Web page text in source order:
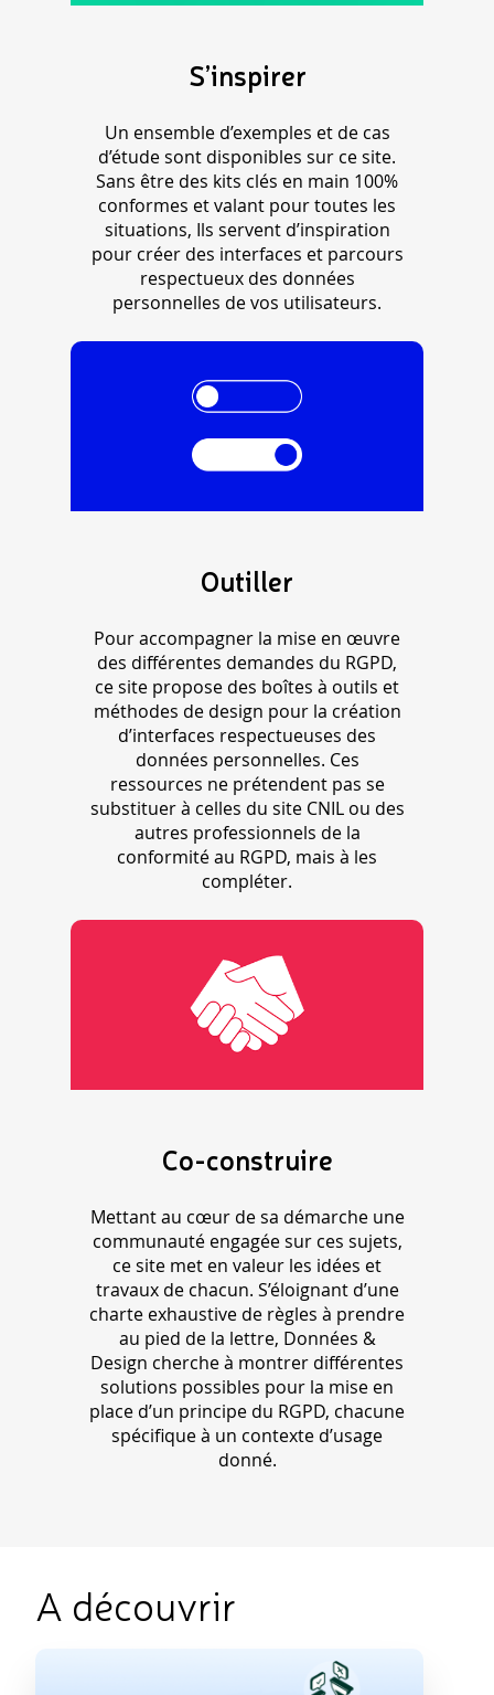
S’inspirer
Un ensemble d’exemples et de cas
d’étude sont disponibles sur ce site.
Sans être des kits clés en main 100%
conformes et valant pour toutes les
situations, Ils servent d’inspiration
pour créer des interfaces et parcours
respectueux des données
personnelles de vos utilisateurs.
Outiller
Pour accompagner la mise en œuvre
des différentes demandes du RGPD,
ce site propose des boîtes à outils et
méthodes de design pour la création
d’interfaces respectueuses des
données personnelles. Ces
ressources ne prétendent pas se
substituer à celles du site CNIL ou des
autres professionnels de la
conformité au RGPD, mais à les
compléter.
Co-construire
Mettant au cœur de sa démarche une
communauté engagée sur ces sujets,
ce site met en valeur les idées et
travaux de chacun. S’éloignant d’une
charte exhaustive de règles à prendre
au pied de la lettre, Données &
Design cherche à montrer différentes
solutions possibles pour la mise en
place d’un principe du RGPD, chacune
spécifique à un contexte d’usage
donné.
A découvrir